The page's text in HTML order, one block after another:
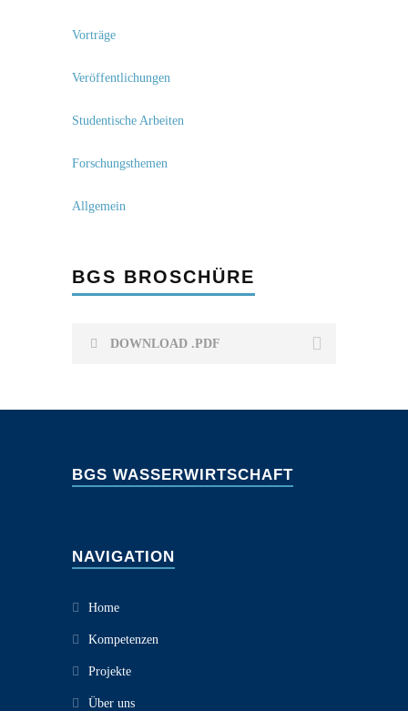
Vorträge
Veröffentlichungen
Studentische Arbeiten
Forschungsthemen
Allgemein
BGS BROSCHÜRE
DOWNLOAD .PDF
BGS WASSERWIRTSCHAFT
NAVIGATION
Home
Kompetenzen
Projekte
Über uns